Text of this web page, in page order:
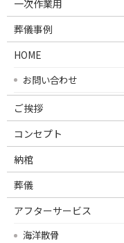
一次作業用
葬儀事例
HOME
お問い合わせ
ご挨拶
コンセプト
納棺
葬儀
アフターサービス
海洋散骨